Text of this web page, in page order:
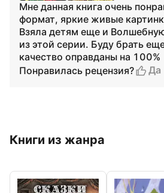
Мне данная книга очень
формат, яркие живые
Взяла детям еще и
из этой серии. Буду брать
качество оправданы на 100%
Понравилась рецензия?
Да
Книги из жанра